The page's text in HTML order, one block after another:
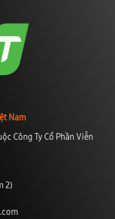
Nam
Công Ty Cổ Phần Viễn
2)